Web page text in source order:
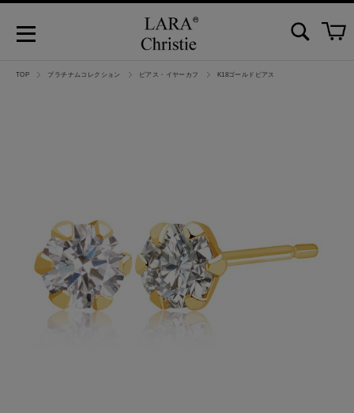
TOP プラチナムコレクション ピアス・イヤーカフ K18ゴールドピアス